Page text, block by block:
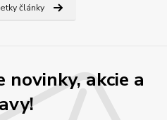
články
novinky, akcie a